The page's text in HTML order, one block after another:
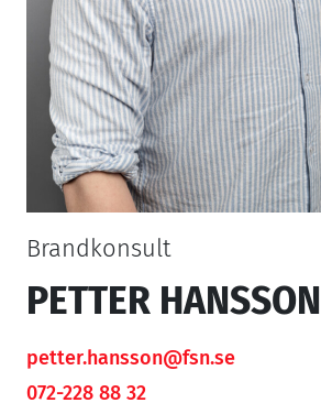
KONTAKTA OSS
Brandkonsult
PETTER HANSSON
petter.hansson@fsn.se
072-228 88 32